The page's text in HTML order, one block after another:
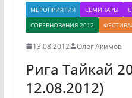
МЕРОПРИЯТИЯ СЕМИНАРЫ
СОРЕВНОВАНИЯ 2012
13.08.2012 Олег Акимов
Рига Тайкай
12.08.2012)